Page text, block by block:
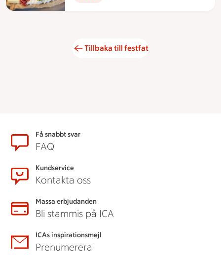
Tillbaka till festfat
SidfotFå snabbt svar
FAQ
Kundservice
Kontakta oss
Massa erbjudanden
Bli stammis på ICA
ICAs inspirationsmejl
Prenumerera